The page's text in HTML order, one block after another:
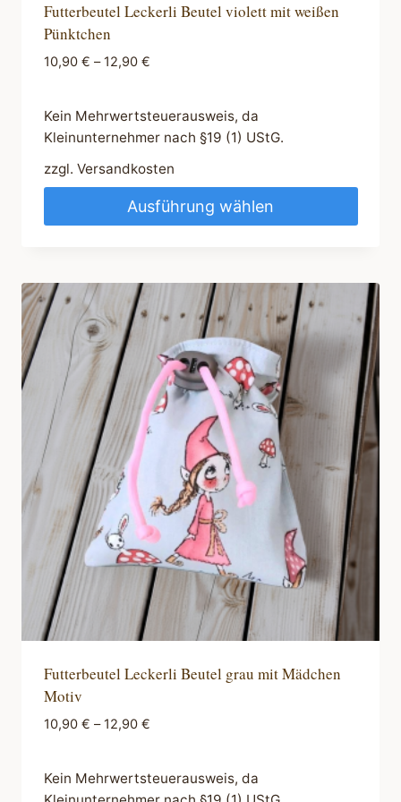
Futterbeutel Leckerli Beutel violett mit weißen
Pünktchen
10,90 € –12,90 €
Kein Mehrwertsteuerausweis, da
Kleinunternehmer nach §19 (1) UStG.
zzgl. Versandkosten
Ausführung wählen
weist
mehrere
Varianten
auf.
Die
Optionen
können
auf
Produktseite
gewählt
werden
Futterbeutel Leckerli Beutel grau mit Mädchen
Motiv
10,90 € –12,90 €
Kein Mehrwertsteuerausweis, da